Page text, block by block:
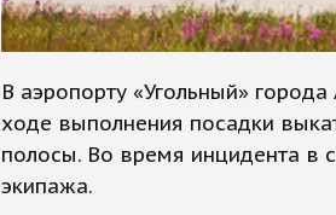
В аэропорту «Угольный»
ходе выполнения посадки
полосы. Во время инцидента в
экипажа.